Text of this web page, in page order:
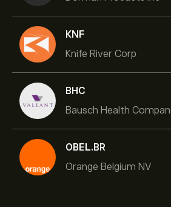
KNF
Knife River Corp
BHC
Bausch Health
OBEL.BR
Orange Belgium NV